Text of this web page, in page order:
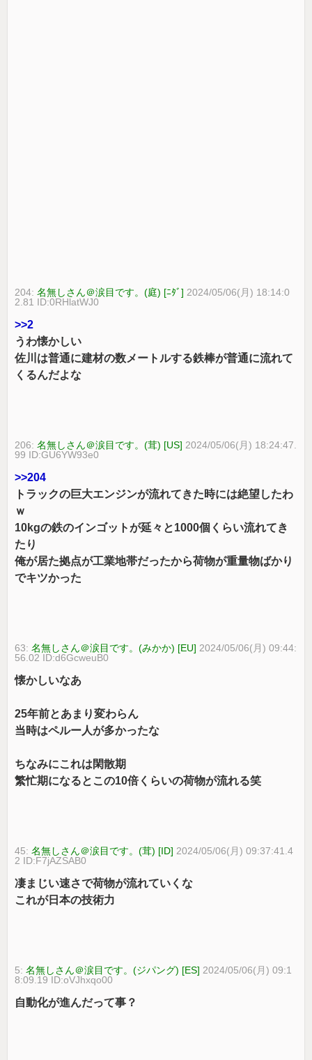
204:名無しさん＠涙目です。(庭) [ﾆﾀﾞ] 2024/05/06(月) 18:14:0
2.81 ID:0RHlatWJ0
>>2
うわ懐かしい
佐川は普通に建材の数メートルする鉄棒が普通に流れて
くるんだよな
206:名無しさん＠涙目です。(茸) [US] 2024/05/06(月) 18:24:47.
99 ID:GU6YW93e0
>>204
トラックの巨大エンジンが流れてきた時には絶望したわ
ｗ
10kgの鉄のインゴットが延々と1000個くらい流れてき
たり
俺が居た拠点が工業地帯だったから荷物が重量物ばかり
でキツかった
63:名無しさん＠涙目です。(みかか) [EU] 2024/05/06(月) 09:44:
56.02 ID:d6GcweuB0
懐かしいなあ
25年前とあまり変わらん
当時はペルー人が多かったな
ちなみにこれは閑散期
繁忙期になるとこの10倍くらいの荷物が流れる笑
45:名無しさん＠涙目です。(茸) [ID] 2024/05/06(月) 09:37:41.4
2 ID:F7jAZSAB0
凄まじい速さで荷物が流れていくな
これが日本の技術力
5:名無しさん＠涙目です。(ジパング) [ES] 2024/05/06(月) 09:1
8:09.19 ID:oVJhxqo00
自動化が進んだって事？